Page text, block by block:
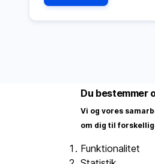
Du bestemmer
Vi og vores
om dig til
Funktionalitet